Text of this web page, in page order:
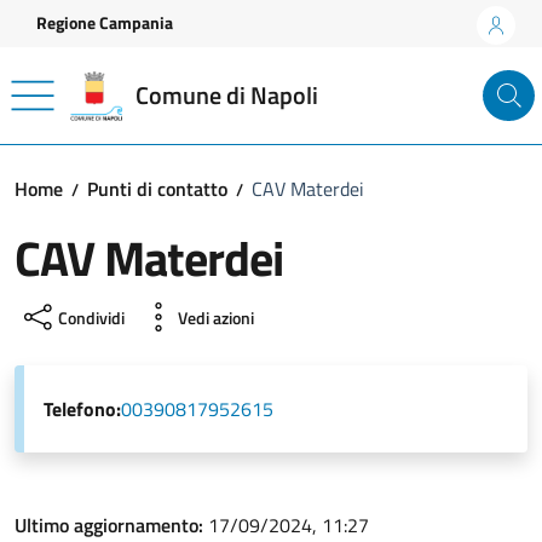
Vai ai contenuti
Vai al footer
Regione Campania
Comune di Napoli
Home Punti di contatto CAV Materdei
CAV Materdei
Condividi Vedi azioni
Telefono:00390817952615
Ultimo aggiornamento: 17/09/2024, 11:27